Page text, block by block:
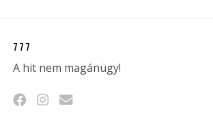
777
A hit nem magánügy!